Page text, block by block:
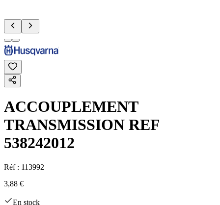
ACCOUPLEMENT
TRANSMISSION REF
538242012
Réf : 113992
3,88 €
En stock